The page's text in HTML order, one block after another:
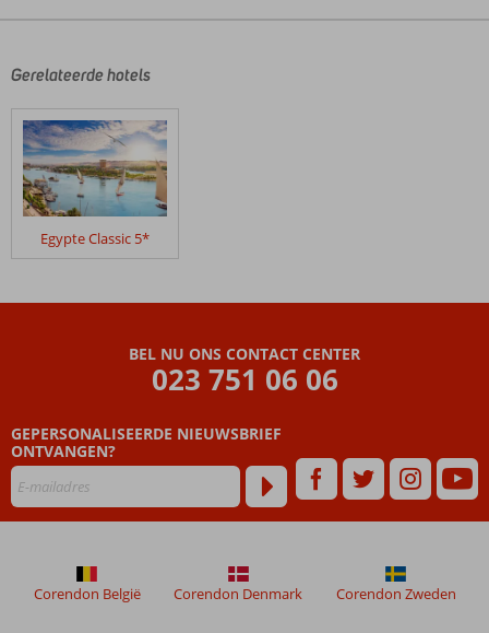
door
klanten
geschreven
na
hun
verblijf
Nijlcruise
Beoordelingen
die
dan
maanden
worden
Gerelateerde hotels
Egypte Classic 5*
BEL NU ONS CONTACT CENTER
023 751 06 06
GEPERSONALISEERDE NIEUWSBRIEF
ONTVANGEN?
Corendon België Corendon Denmark Corendon Zweden